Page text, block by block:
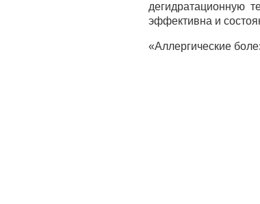
дегидратационную
эффективна и
«Аллергические